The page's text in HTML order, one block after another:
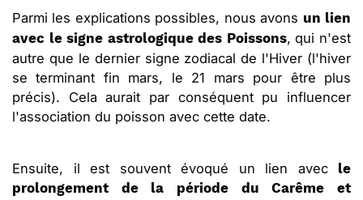
Parmi les explications possibles, nous avons un lien
avec le signe astrologique des Poissons, qui n'est
autre que le dernier signe zodiacal de l'Hiver (l'hiver
se terminant fin mars, le 21 mars pour être plus
précis). Cela aurait par conséquent pu influencer
l'association du poisson avec cette date.
Ensuite, il est souvent évoqué un lien avec le
prolongement de la période du Carême et